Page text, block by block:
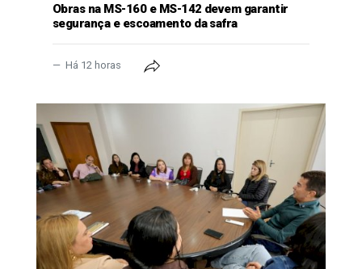
Obras na MS-160 e MS-142 devem garantir
segurança e escoamento da safra
Há 12 horas